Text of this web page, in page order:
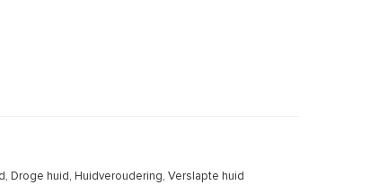
Droge huid, Huidveroudering, Verslapte huid